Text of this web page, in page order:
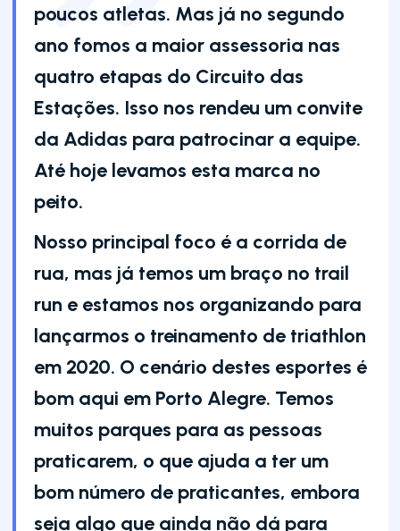
poucos atletas. Mas já no segundo
ano fomos a maior assessoria nas
quatro etapas do Circuito das
Estações. Isso nos rendeu um convite
da Adidas para patrocinar a equipe.
Até hoje levamos esta marca no
peito.
Nosso principal foco é a corrida de
rua, mas já temos um braço no trail
run e estamos nos organizando para
lançarmos o treinamento de triathlon
em 2020. O cenário destes esportes é
bom aqui em Porto Alegre. Temos
muitos parques para as pessoas
praticarem, o que ajuda a ter um
bom número de praticantes, embora
seja algo que ainda não dá para